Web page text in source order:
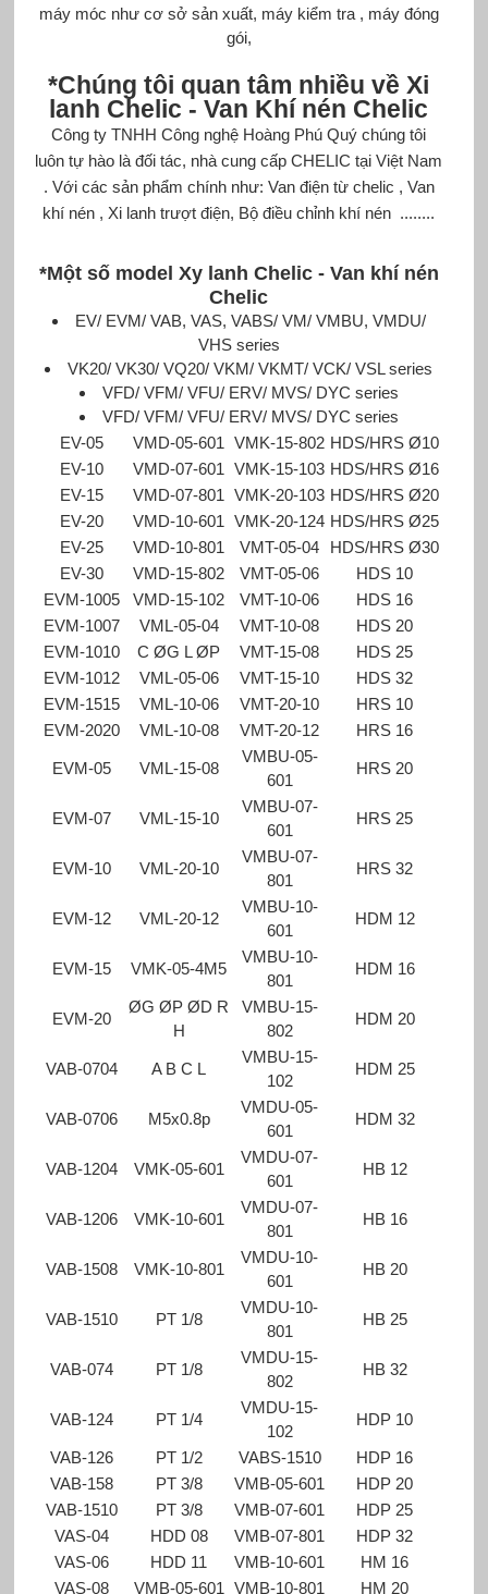
máy móc như cơ sở sản xuất, máy kiểm tra , máy đóng
gói,
*Chúng tôi quan tâm nhiều về Xi
lanh Chelic -Van Khí nén Chelic
Công ty TNHH Công nghệ Hoàng Phú Quý chúng tôi
luôn tự hào là đối tác, nhà cung cấp CHELIC tại Việt Nam
. Với các sản phẩm chính như: Van điện từ chelic , Van
khí nén , Xi lanh trượt điện, Bộ điều chỉnh khí nén ........
*Một số model Xy lanh Chelic - Van khí nén
Chelic
EV/ EVM/ VAB, VAS, VABS/ VM/ VMBU, VMDU/
VHS series
VK20/ VK30/ VQ20/ VKM/ VKMT/ VCK/ VSL series
VFD/ VFM/ VFU/ ERV/ MVS/ DYC series
VFD/ VFM/ VFU/ ERV/ MVS/ DYC series
EV-05
VMD-05-601 VMK-15-802 HDS/HRS Ø10
EV-10
VMD-07-601 VMK-15-103 HDS/HRS Ø16
EV-15
VMD-07-801 VMK-20-103 HDS/HRS Ø20
EV-20
VMD-10-601 VMK-20-124 HDS/HRS Ø25
EV-25
VMD-10-801 VMT-05-04
HDS/HRS Ø30
EV-30
VMD-15-802 VMT-05-06
HDS 10
EVM-1005
VMD-15-102 VMT-10-06
HDS 16
EVM-1007
VML-05-04 VMT-10-08
HDS 20
EVM-1010
C ØG L ØP VMT-15-08
HDS 25
EVM-1012
VML-05-06 VMT-15-10
HDS 32
EVM-1515
VML-10-06 VMT-20-10
HRS 10
EVM-2020
VML-10-08 VMT-20-12 HRS 16
EVM-05 VML-15-08
VMBU-05-
601
HRS 20
EVM-07 VML-15-10
VMBU-07-
601
HRS 25
EVM-10 VML-20-10
VMBU-07-
801
HRS 32
EVM-12 VML-20-12
VMBU-10-
601
HDM 12
EVM-15 VMK-05-4M5
VMBU-10-
801
HDM 16
EVM-20
ØG ØP ØD R
H
VMBU-15-
802
HDM 20
VAB-0704 A B C L
VMBU-15-
102
HDM 25
VAB-0706 M5x0.8p
VMDU-05-
601
HDM 32
VAB-1204 VMK-05-601
VMDU-07-
601
HB 12
VAB-1206 VMK-10-601
VMDU-07-
801
HB 16
VAB-1508 VMK-10-801
VMDU-10-
601
HB 20
VAB-1510 PT 1/8
VMDU-10-
801
HB 25
VAB-074 PT 1/8
VMDU-15-
802
HB 32
VAB-124 PT 1/4
VMDU-15-
102
HDP 10
VAB-126 PT 1/2 VABS-1510
HDP 16
VAB-158
PT 3/8 VMB-05-601
HDP 20
VAB-1510
PT 3/8 VMB-07-601
HDP 25
VAS-04
HDD 08 VMB-07-801
HDP 32
VAS-06
HDD 11 VMB-10-601
HM 16
VAS-08
VMB-05-601 VMB-10-801 HM 20